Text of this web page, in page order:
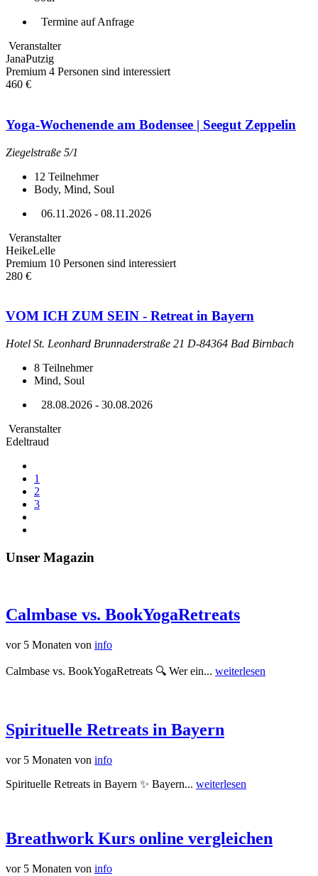
Termine auf Anfrage
Veranstalter
JanaPutzig
Premium 4 Personen sind interessiert
460 €
Yoga-Wochenende am Bodensee | Seegut Zeppelin
Ziegelstraße 5/1
12 Teilnehmer
Body, Mind, Soul
06.11.2026 - 08.11.2026
Veranstalter
HeikeLelle
Premium 10 Personen sind interessiert
280 €
VOM ICH ZUM SEIN - Retreat in Bayern
Hotel St. Leonhard Brunnaderstraße 21 D-84364 Bad Birnbach
8 Teilnehmer
Mind, Soul
28.08.2026 - 30.08.2026
Veranstalter
Edeltraud
1
2
3
Unser Magazin
Calmbase vs. BookYogaRetreats
vor 5 Monaten von info
Calmbase vs. BookYogaRetreats 🔍 Wer ein... weiterlesen
Spirituelle Retreats in Bayern
vor 5 Monaten von info
Spirituelle Retreats in Bayern ✨ Bayern... weiterlesen
Breathwork Kurs online vergleichen
vor 5 Monaten von info